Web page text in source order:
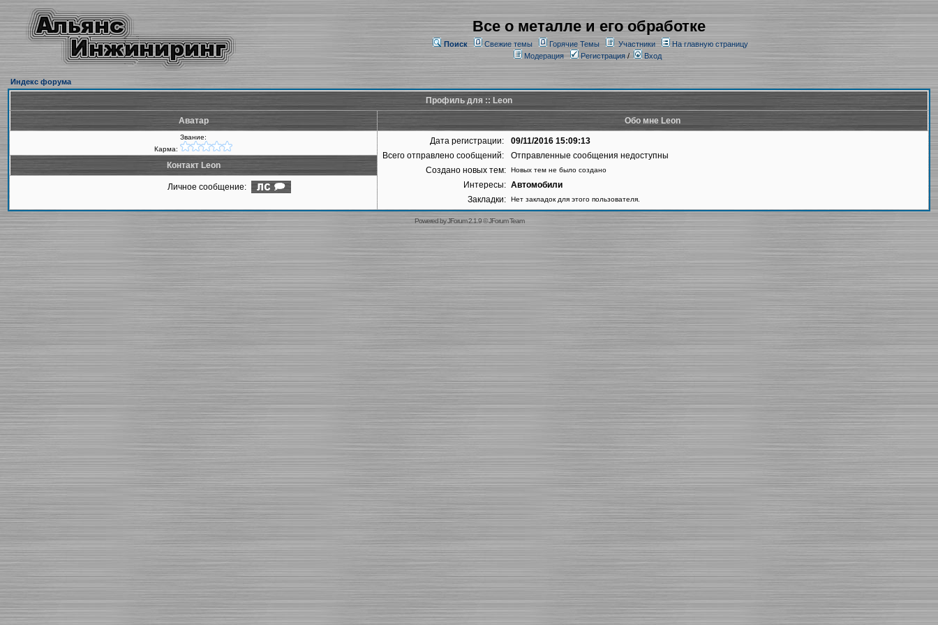
Все о металле и его обработке
Поиск Свежие темы Горячие Темы Участники
На главную страницу
Модерация
Регистрация/ Вход
Индекс форума
Профиль для :: Leon
Аватар Обо мне Leon
Звание:
Карма:
Дата регистрации:
09/11/2016 15:09:13
Всего отправлено сообщений:
Отправленные сообщения недоступны
Создано новых тем:
Новых тем не было создано
Интересы: Автомобили
Закладки:
Нет закладок для этого пользователя.
Контакт Leon
Личное сообщение:
Powered byJForum 2.1.9©JForum Team